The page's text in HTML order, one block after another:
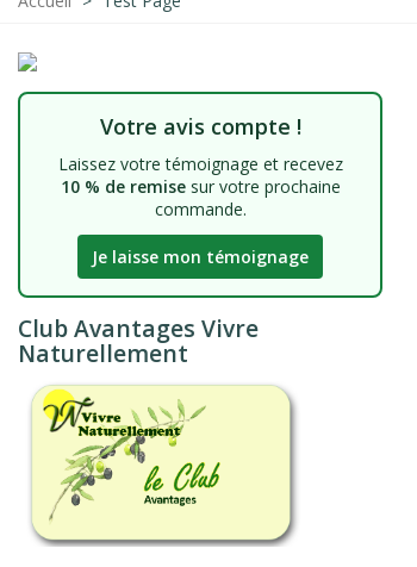
Votre avis compte !
Laissez votre témoignage et recevez
10 % de remisesur votre prochaine
commande.
Je laisse mon témoignage
Club Avantages Vivre
Naturellement